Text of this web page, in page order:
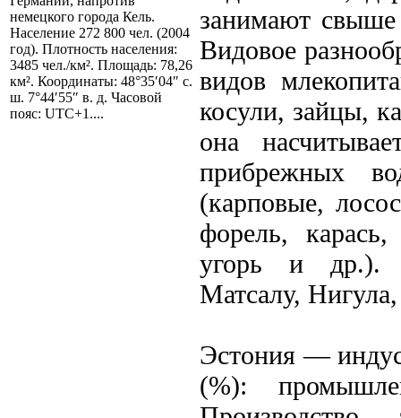
немецкого города Кель.
Население 272 800 чел. (2004
год). Плотность населения:
3485 чел./км². Площадь: 78,26
км². Координаты: 48°35′04″ с.
ш. 7°44′55″ в. д. Часовой
пояс: UTC+1....
занимают
Видовое
видов
косули, зайцы,
она
прибрежных
(карповые,
форель,
угорь и др.).
Матсалу,
Эстония —
(%):